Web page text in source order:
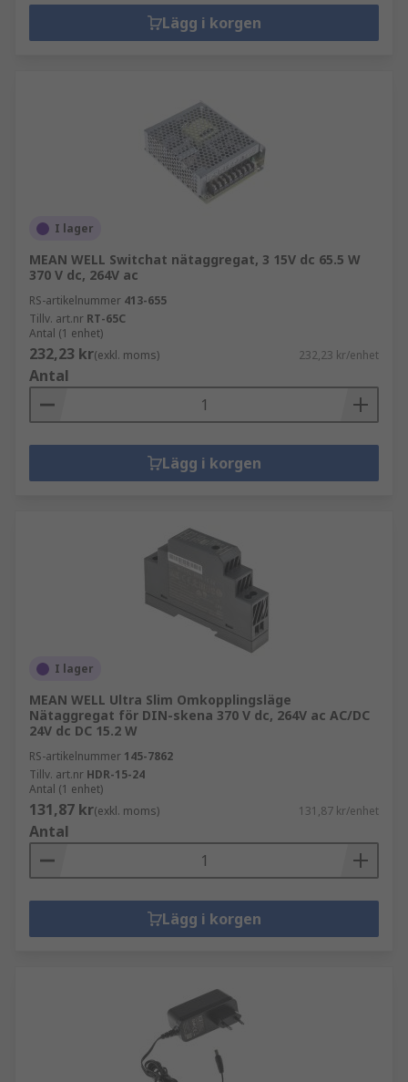
Lägg i korgen
I lager
MEAN WELL Switchat nätaggregat, 3 15V dc 65.5 W
370 V dc, 264V ac
RS-artikelnummer 413-655
Tillv. art.nr RT-65C
Antal (1 enhet)
232,23 kr(exkl. moms) 232,23 kr/enhet
Antal
Lägg i korgen
I lager
MEAN WELL Ultra Slim Omkopplingsläge
Nätaggregat för DIN-skena 370 V dc, 264V ac AC/DC
24V dc DC 15.2 W
RS-artikelnummer 145-7862
Tillv. art.nr HDR-15-24
Antal (1 enhet)
131,87 kr(exkl. moms) 131,87 kr/enhet
Antal
Lägg i korgen